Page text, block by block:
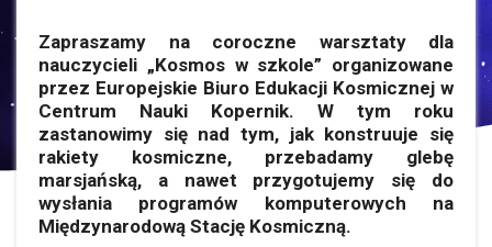
Zapraszamy na coroczne warsztaty dla
nauczycieli „Kosmos w szkole” organizowane
przez Europejskie Biuro Edukacji Kosmicznej w
Centrum Nauki Kopernik. W tym roku
zastanowimy się nad tym, jak konstruuje się
rakiety kosmiczne, przebadamy glebę
marsjańską, a nawet przygotujemy się do
wysłania programów komputerowych na
Międzynarodową Stację Kosmiczną.